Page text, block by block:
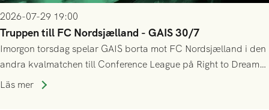
2026-07-29 19:00
Truppen till FC Nordsjælland - GAIS 30/7
Imorgon torsdag spelar GAIS borta mot FC Nordsjælland i den
andra kvalmatchen till Conference League på Right to Dream
Park! Fredrik Holmberg och ledarstaben har tagit ut följande
Läs mer